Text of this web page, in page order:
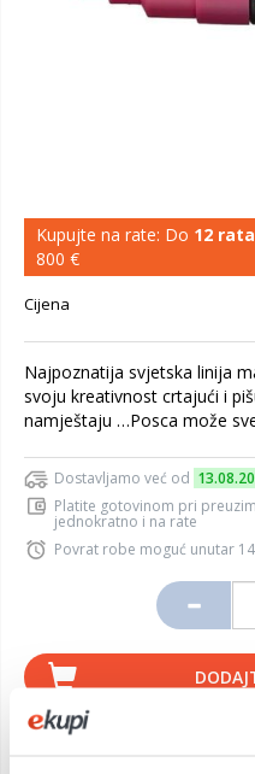
Kupujte na rate: Do 12 rata
800 €
Cijena
Najpoznatija svjetska linija
svoju kreativnost crtajući i
namještaju …Posca može
Dostavljamo već od
Platite gotovinom pri
jednokratno i na rate
Povrat robe moguć unutar